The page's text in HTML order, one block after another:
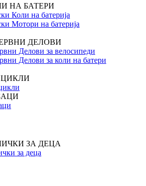
НА БАТЕРИ
Коли на батерија
Мотори на батерија
ДЕЛОВИ
Делови за велосипеди
Делови за коли на батери
ЗА ДЕЦА
за деца